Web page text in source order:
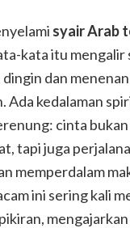
syair Arab
kata itu mengalir
dan
Ada kedalaman
cinta
tapi juga
memperdalam
ini sering kali